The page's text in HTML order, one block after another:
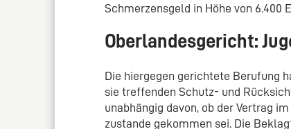
Schmerzensgeld in Höhe von 6.400
Oberlandesgericht:
Die hiergegen gerichtete Berufung
sie treffenden Schutz- und
unabhängig davon, ob der Vertrag
zustande gekommen sei. Die